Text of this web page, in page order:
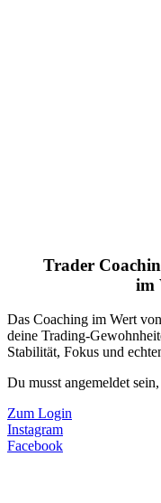
Trader
im
Das Coaching im Wert
deine Trading-
Stabilität, Fokus und
Du musst angemeldet
Zum Login
Instagram
Facebook